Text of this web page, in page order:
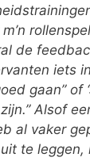
de
iets
gaan” of
Alsof
al vaker
te leggen,